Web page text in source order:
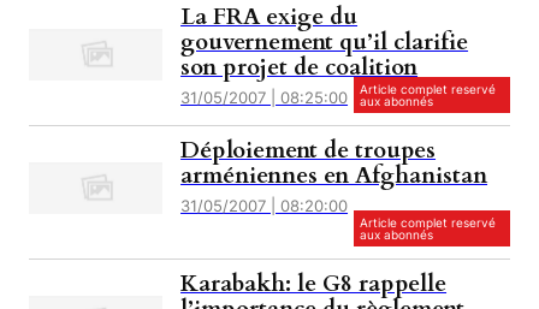
La FRA exige du
gouvernement qu’il clarifie
son projet de coalition
31/05/2007 | 08:25:00
Article complet reservé
aux abonnés
Déploiement de troupes
arméniennes en Afghanistan
31/05/2007 | 08:20:00
Article complet reservé
aux abonnés
Karabakh: le G8 rappelle